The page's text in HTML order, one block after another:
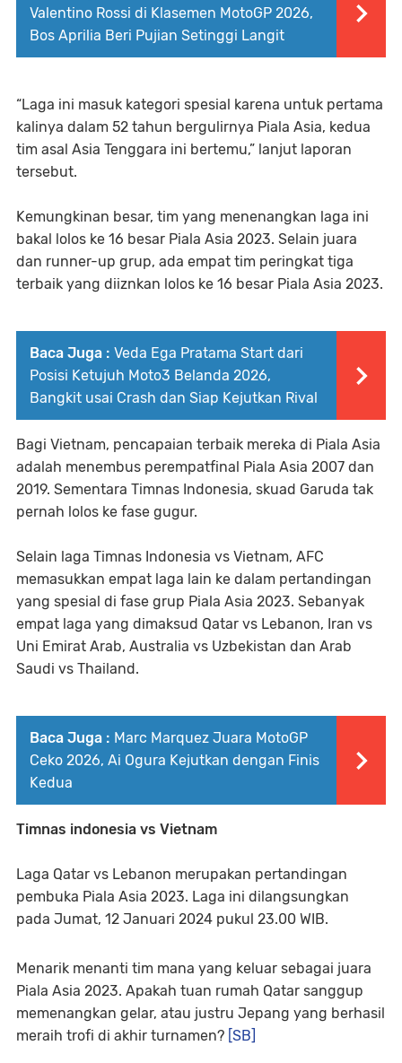
Valentino Rossi di Klasemen MotoGP 2026,
Bos Aprilia Beri Pujian Setinggi Langit
“Laga ini masuk kategori spesial karena untuk pertama
kalinya dalam 52 tahun bergulirnya Piala Asia, kedua
tim asal Asia Tenggara ini bertemu,” lanjut laporan
tersebut.
Kemungkinan besar, tim yang menenangkan laga ini
bakal lolos ke 16 besar Piala Asia 2023. Selain juara
dan runner-up grup, ada empat tim peringkat tiga
terbaik yang diiznkan lolos ke 16 besar Piala Asia 2023.
Baca Juga : Veda Ega Pratama Start dari
Posisi Ketujuh Moto3 Belanda 2026,
Bangkit usai Crash dan Siap Kejutkan Rival
Bagi Vietnam, pencapaian terbaik mereka di Piala Asia
adalah menembus perempatfinal Piala Asia 2007 dan
2019. Sementara Timnas Indonesia, skuad Garuda tak
pernah lolos ke fase gugur.
Selain laga Timnas Indonesia vs Vietnam, AFC
memasukkan empat laga lain ke dalam pertandingan
yang spesial di fase grup Piala Asia 2023. Sebanyak
empat laga yang dimaksud Qatar vs Lebanon, Iran vs
Uni Emirat Arab, Australia vs Uzbekistan dan Arab
Saudi vs Thailand.
Baca Juga : Marc Marquez Juara MotoGP
Ceko 2026, Ai Ogura Kejutkan dengan Finis
Kedua
Timnas indonesia vs Vietnam
Laga Qatar vs Lebanon merupakan pertandingan
pembuka Piala Asia 2023. Laga ini dilangsungkan
pada Jumat, 12 Januari 2024 pukul 23.00 WIB.
Menarik menanti tim mana yang keluar sebagai juara
Piala Asia 2023. Apakah tuan rumah Qatar sanggup
memenangkan gelar, atau justru Jepang yang berhasil
meraih trofi di akhir turnamen? [SB]